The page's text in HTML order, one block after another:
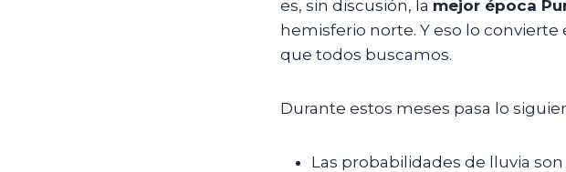
es, sin discusión, la mejor época
hemisferio norte. Y eso lo
que todos buscamos.
Durante estos meses pasa lo
Las probabilidades de lluvia